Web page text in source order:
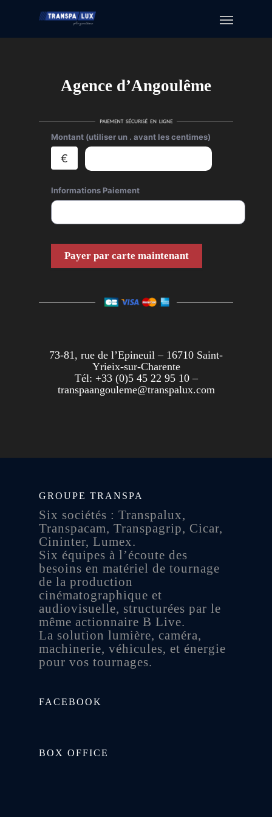
Agence d’Angoulême
Montant (utiliser un . avant les centimes)
€
Informations Paiement
Payer par carte maintenant
73-81, rue de l’Epineuil – 16710 Saint-
Yrieix-sur-Charente
Tél: +33 (0)5 45 22 95 10 –
transpaangouleme@transpalux.com
GROUPE TRANSPA
Six sociétés : Transpalux,
Transpacam, Transpagrip, Cicar,
Cininter, Lumex.
Six équipes à l’écoute des
besoins en matériel de tournage
de la production
cinématographique et
audiovisuelle, structurées par le
même actionnaire B Live.
La solution lumière, caméra,
machinerie, véhicules, et énergie
pour vos tournages.
FACEBOOK
BOX OFFICE